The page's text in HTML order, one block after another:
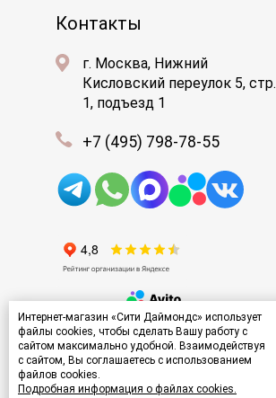
Интернет-магазин «Сити Даймондс» использует
файлы cookies, чтобы сделать Вашу работу с
сайтом максимально удобной. Взаимодействуя
с сайтом, Вы соглашаетесь с использованием
файлов cookies.
Подробная информация о файлах cookies.
Контакты
г. Москва, Нижний
Кисловский переулок 5, стр.
1, подъезд 1
+7 (495) 798-78-55